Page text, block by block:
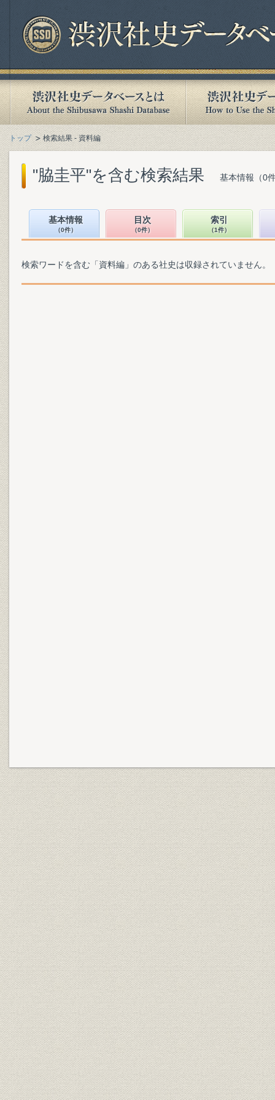
トップ 検索結果 - 資料編
"脇圭平"を含む検索結果 基本情報（0
基本情報
（0件）
目次
（0件）
索引
（1件）
検索ワードを含む「資料編」のある社史は収録されていません。